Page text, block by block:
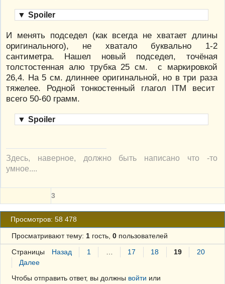
▼ Spoiler
И менять подседел (как всегда не хватает длины
оригинального), не хватало буквально 1-2
сантиметра. Нашел новый подседел, точёная
толстостенная алю трубка 25 см. с маркировкой
26,4. На 5 см. длиннее оригинальной, но в три раза
тяжелее. Родной тонкостенный глагол ITM весит
всего 50-60 грамм.
▼ Spoiler
Здесь, наверное, должно быть написано что -то
умное....
3
Просмотров: 58 478
Просматривают тему: 1гость, 0пользователей
Страницы Назад 1 … 17 18 19
20
Далее
Чтобы отправить ответ, вы должны войти или